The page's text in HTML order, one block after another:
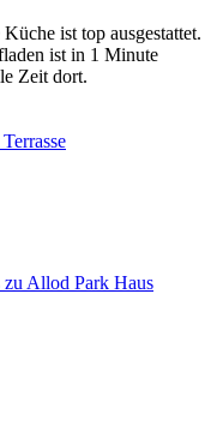
ist top ausgestattet.
ist in 1 Minute
Zeit dort.
zu Allod Park Haus